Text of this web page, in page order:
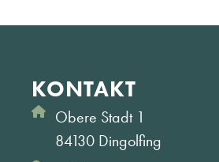
KONTAKT
Obere Stadt 1
84130 Dingolfing